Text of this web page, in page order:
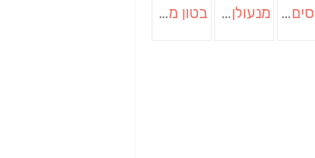
הניסים של השף | מסעדת שף בבית | ארוחות גורמה מנעולן בבאר שבע | מנעולן באופקים | ויטלי המנעולן בטון מוחלק | יציקות בטון